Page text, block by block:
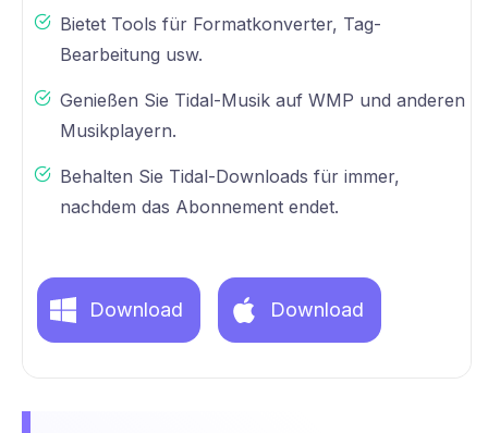
Bietet Tools für Formatkonverter, Tag-
Bearbeitung usw.
Genießen Sie Tidal-Musik auf WMP und anderen
Musikplayern.
Behalten Sie Tidal-Downloads für immer,
nachdem das Abonnement endet.
Download Download